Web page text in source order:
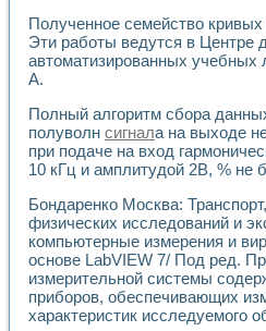
Измерительный
Моделирование
Лабораторные
Автоматизированные
Виртуальный прибор
Использование
Использование
Лабораторный
Лабораторный
Лабораторный
Опыт использования
Применение LabVIEW
Создание
Обратный маятник
Полученное семейство кривых
Эти работы ведутся в Центре
автоматизированных учебных
А.
Полный алгоритм сбора
полуволн сигнала на выходе
при подаче на вход
10 кГц и амплитудой 2В, % не
Бондаренко Москва:
физических исследований и
компьютерные измерения и
основе LabVIEW 7/ Под ред.
измерительной системы
приборов, обеспечивающих
характеристик исследуемого